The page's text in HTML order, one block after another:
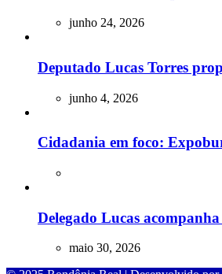
junho 24, 2026
Deputado Lucas Torres
junho 4, 2026
Cidadania em foco:
Delegado Lucas
maio 30, 2026